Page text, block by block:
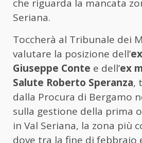
che riguarda la mancata
Seriana.
Toccherà al Tribunale dei
valutare la posizione dell’
Giuseppe Conte e dell’ex
Salute Roberto Speranza,
dalla Procura di Bergamo
sulla gestione della prima
in Val Seriana, la zona più
dove tra la fine di febbraio